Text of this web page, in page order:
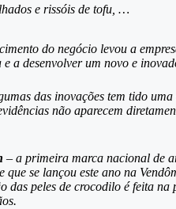
e rissóis de tofu, …
do negócio levou a
e a desenvolver um novo e
das inovações tem tido
não aparecem
– a primeira marca nacional de
que se lançou este ano na
das peles de crocodilo é feita